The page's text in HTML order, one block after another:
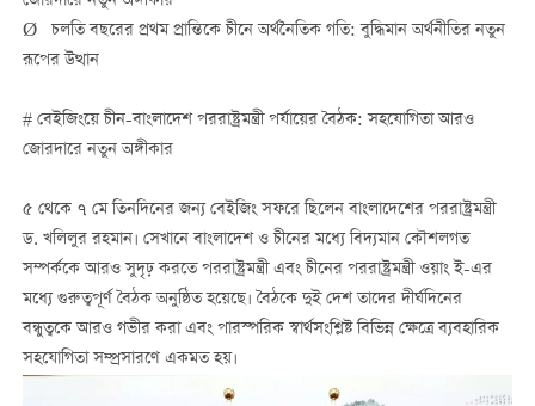
Ø চলতি বছরের প্রথম প্রান্তিকে চীনে অর্থনৈতিক গতি: বুদ্ধিমান অর্থনীতির নতুন
রূপের উত্থান
# বেইজিংয়ে চীন-বাংলাদেশ পররাষ্ট্রমন্ত্রী পর্যায়ের বৈঠক: সহযোগিতা আরও
জোরদারে নতুন অঙ্গীকার
৫ থেকে ৭ মে তিনদিনের জন্য বেইজিং সফরে ছিলেন বাংলাদেশের পররাষ্ট্রমন্ত্রী
ড. খলিলুর রহমান। সেখানে বাংলাদেশ ও চীনের মধ্যে বিদ্যমান কৌশলগত
সম্পর্ককে আরও সুদৃঢ় করতে পররাষ্ট্রমন্ত্রী এবং চীনের পররাষ্ট্রমন্ত্রী ওয়াং ই-এর
মধ্যে গুরুত্বপূর্ণ বৈঠক অনুষ্ঠিত হয়েছে। বৈঠকে দুই দেশ তাদের দীর্ঘদিনের
বন্ধুত্বকে আরও গভীর করা এবং পারস্পরিক স্বার্থসংশ্লিষ্ট বিভিন্ন ক্ষেত্রে ব্যবহারিক
সহযোগিতা সম্প্রসারণে একমত হয়।